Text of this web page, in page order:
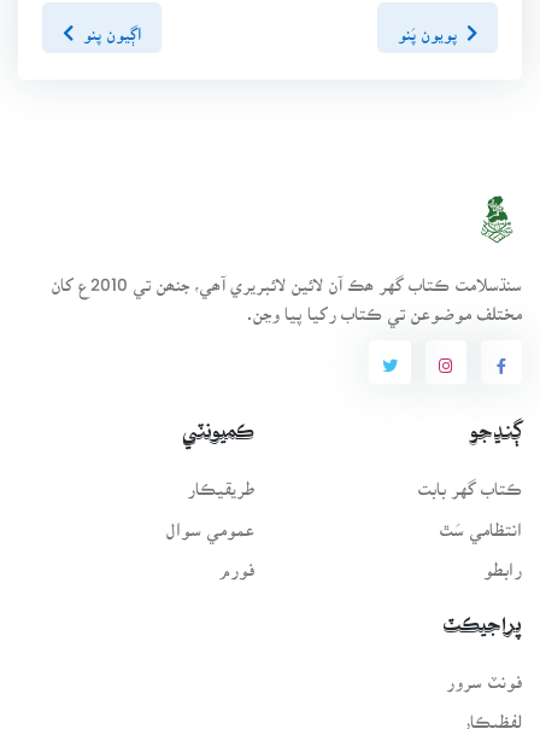
پويون پَنو اڳيون پنو
سنڌسلامت ڪتاب گهر ھڪ آن لائين لائبريري آھي، جنھن تي 2010ع کان
مختلف موضوعن تي ڪتاب رکيا پيا وڃن.
ڳنڍجو
ڪتاب گهر بابت
انتظامي سَٿ
رابطو
ڪميونٽي
طريقيڪار
عمومي سوال
فورم
پراجيڪٽ
لفظيڪار